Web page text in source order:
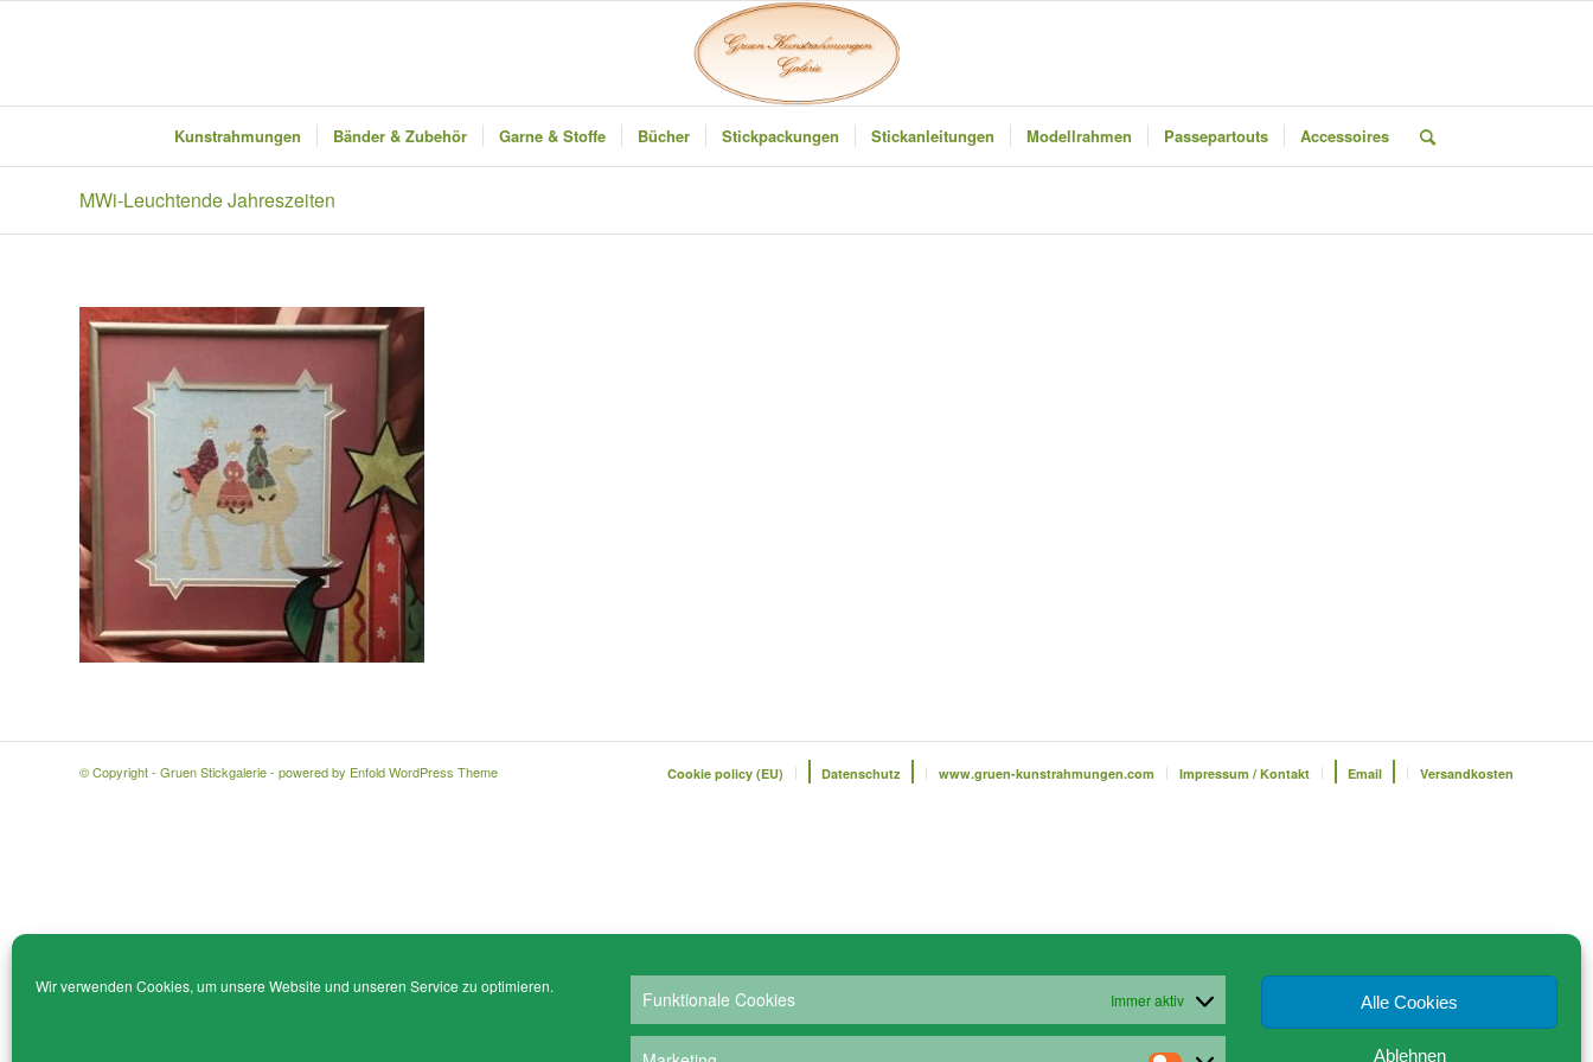
Wir verwenden Cookies, um unsere Website und unseren Service zu optimieren.
Funktionale Cookies Immer aktiv Alle Cookies
Ablehnen
Kunstrahmungen Bänder & Zubehör Garne & Stoffe Bücher Stickpackungen Stickanleitungen Modellrahmen Passepartouts Accessoires
MWi-Leuchtende Jahreszeiten
© Copyright - Gruen Stickgalerie - powered by Enfold WordPress Theme Cookie policy (EU) Datenschutz www.gruen-kunstrahmungen.com Impressum / Kontakt Email Versandkosten